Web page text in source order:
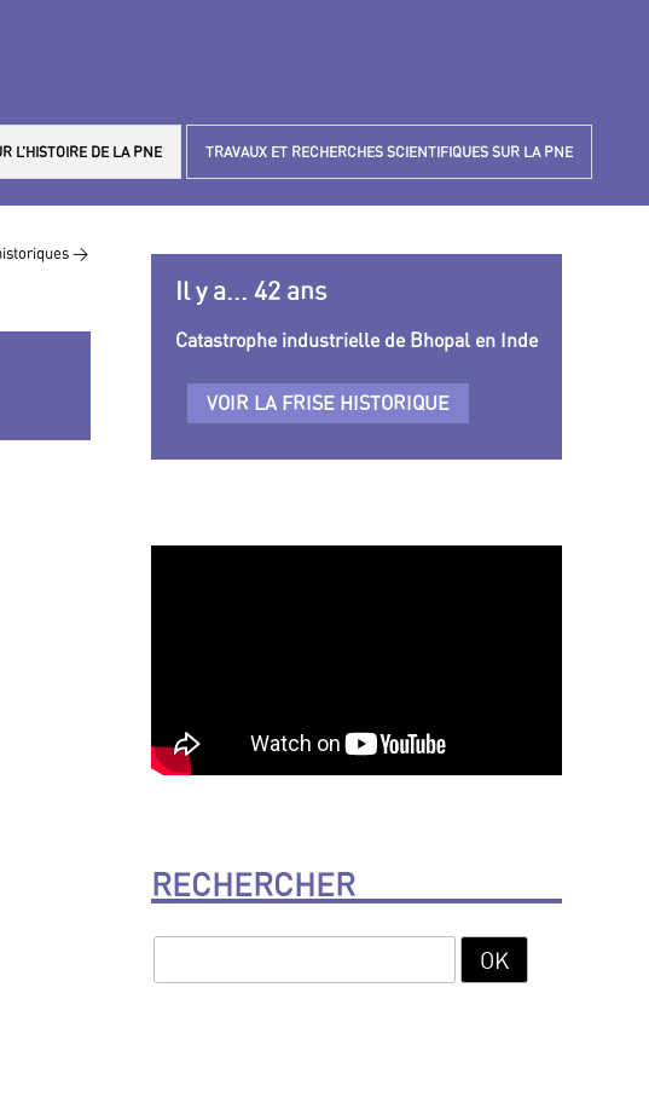
L’HISTOIRE DE LA PNE TRAVAUX ET RECHERCHES SCIENTIFIQUES SUR LA PNE
>
Il y a... 42 ans
Catastrophe industrielle de Bhopal en Inde
VOIR LA FRISE HISTORIQUE
RECHERCHER